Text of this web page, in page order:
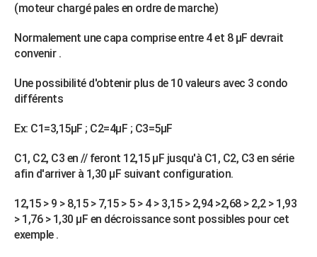
(moteur chargé pales en ordre de marche)
Normalement une capa comprise entre 4 et 8 µF devrait
convenir .
Une possibilité d'obtenir plus de 10 valeurs avec 3 condo
différents
Ex: C1=3,15µF ; C2=4µF ; C3=5µF
C1, C2, C3 en // feront 12,15 µF jusqu'à C1, C2, C3 en série
afin d'arriver à 1,30 µF suivant configuration.
12,15 > 9 > 8,15 > 7,15 > 5 > 4 > 3,15 > 2,94 >2,68 > 2,2 > 1,93
> 1,76 > 1,30 µF en décroissance sont possibles pour cet
exemple .